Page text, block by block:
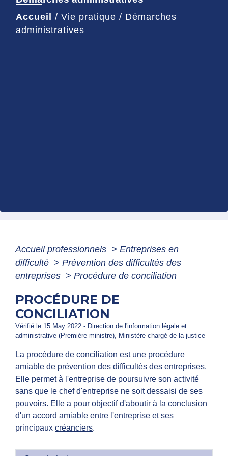
Accueil / Vie pratique / Démarches
administratives
Accueil professionnels > Entreprises en
difficulté > Prévention des difficultés des
entreprises > Procédure de conciliation
PROCÉDURE DE
CONCILIATION
Vérifié le 15 May 2022 - Direction de l'information légale et
administrative (Première ministre), Ministère chargé de la justice
La procédure de conciliation est une procédure
amiable de prévention des difficultés des entreprises.
Elle permet à l'entreprise de poursuivre son activité
sans que le chef d'entreprise ne soit dessaisi de ses
pouvoirs. Elle a pour objectif d'aboutir à la conclusion
d'un accord amiable entre l'entreprise et ses
principaux créanciers.